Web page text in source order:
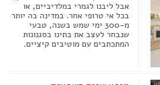
אבל ליבנו לגמרי במלדיביים, או
בכל אי טרופי אחר. במדינה בה יותר
מ-300 ימי שמש בשנה, טבעי
שנבחר לעצב את בתינו בסגנונות
המתכתבים עם מוטיבים קיציים.